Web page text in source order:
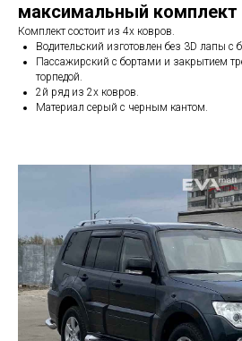
максимальный комплект
Комплект состоит из 4х ковров.
Водительский изготовлен без 3D лапы с
Пассажирский с бортами и закрытием
торпедой.
2й ряд из 2х ковров.
Материал серый с черным кантом.